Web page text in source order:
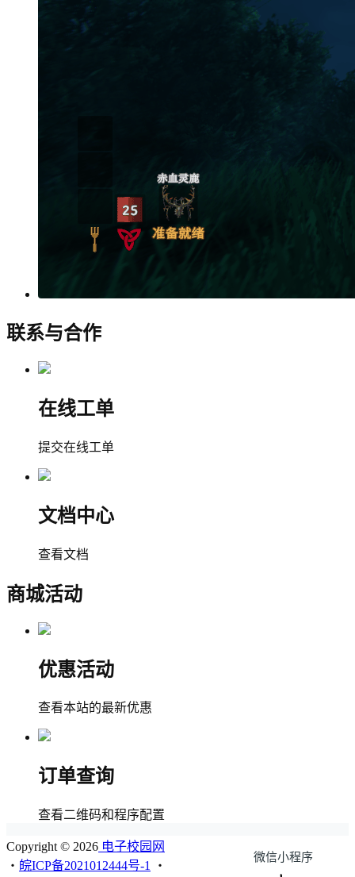
联系与合作
在线工单
提交在线工单
文档中心
查看文档
商城活动
优惠活动
查看本站的最新优惠
订单查询
查看二维码和程序配置
微信小程序
Copyright © 2026 电子校园网
・ 皖ICP备2021012444号-1 ・